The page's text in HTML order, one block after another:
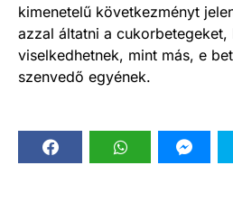
kimenetelű következményt
azzal áltatni a
viselkedhetnek, mint más, e
szenvedő egyének.